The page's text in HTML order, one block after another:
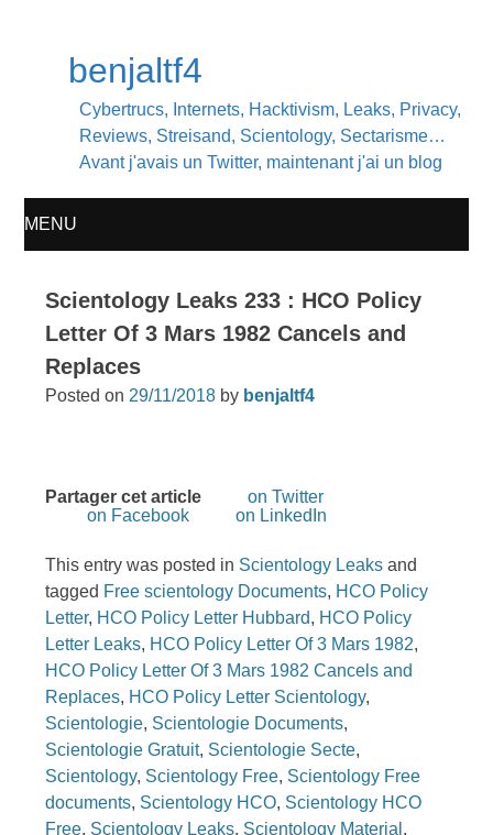
benjaltf4
Cybertrucs, Internets, Hacktivism, Leaks, Privacy,
Reviews, Streisand, Scientology, Sectarisme…
Avant j'avais un Twitter, maintenant j'ai un blog
MENU
TO
CONTENT
Scientology Leaks 233 : HCO Policy
Letter Of 3 Mars 1982 Cancels and
Replaces
Posted on 29/11/2018 by benjaltf4
Partager cet article
on Twitter
on Facebook
on LinkedIn
This entry was posted in Scientology Leaks and
tagged Free scientology Documents, HCO Policy
Letter, HCO Policy Letter Hubbard, HCO Policy
Letter Leaks, HCO Policy Letter Of 3 Mars 1982,
HCO Policy Letter Of 3 Mars 1982 Cancels and
Replaces, HCO Policy Letter Scientology,
Scientologie, Scientologie Documents,
Scientologie Gratuit, Scientologie Secte,
Scientology, Scientology Free, Scientology Free
documents, Scientology HCO, Scientology HCO
Free, Scientology Leaks, Scientology Material ,